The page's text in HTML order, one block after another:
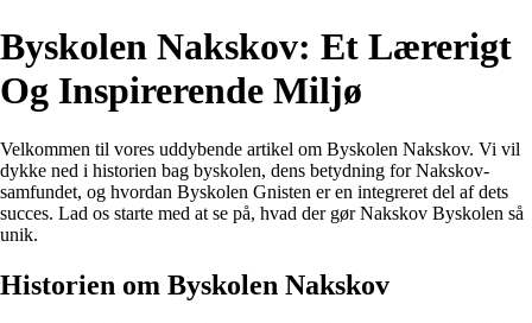
Byskolen Nakskov: Et Lærerigt
Og Inspirerende Miljø
Velkommen til vores uddybende artikel om Byskolen Nakskov. Vi vil
dykke ned i historien bag byskolen, dens betydning for Nakskov-
samfundet, og hvordan Byskolen Gnisten er en integreret del af dets
succes. Lad os starte med at se på, hvad der gør Nakskov Byskolen så
unik.
Historien om Byskolen Nakskov